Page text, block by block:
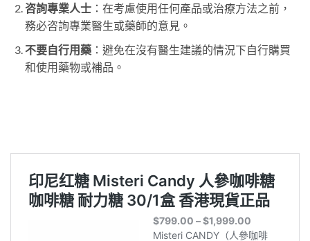
咨詢專業人士：在考慮使用任何產品或治療方法之前，
務必咨詢專業醫生或藥師的意見。
不要自行用藥：避免在沒有醫生建議的情況下自行購買
和使用藥物或補品。